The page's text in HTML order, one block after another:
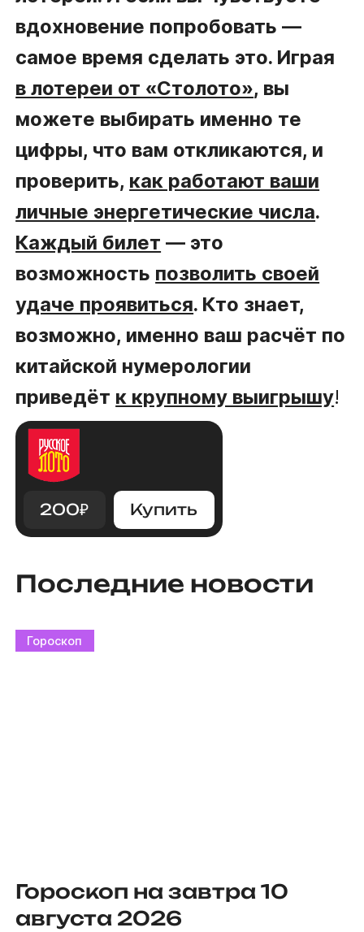
вдохновение попробовать —
самое время сделать это. Играя
в лотереи от «Столото», вы
можете выбирать именно те
цифры, что вам откликаются, и
проверить, как работают ваши
личные энергетические числа.
Каждый билет — это
возможность позволить своей
удаче проявиться. Кто знает,
возможно, именно ваш расчёт по
китайской нумерологии
приведёт к крупному выигрышу!
200₽ Купить
Последние новости
Гороскоп
Гороскоп на завтра 10
августа 2026